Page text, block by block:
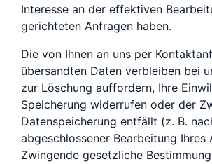
Interesse an der effektiven
gerichteten Anfragen haben.
Die von Ihnen an uns per
übersandten Daten verbleiben bei
zur Löschung auffordern, Ihre
Speicherung widerrufen oder der
Datenspeicherung entfällt (z. B.
abgeschlossener Bearbeitung Ihres
Zwingende gesetzliche